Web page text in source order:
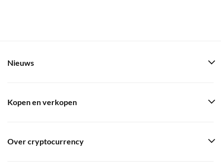
Nieuws
Kopen en verkopen
Over cryptocurrency